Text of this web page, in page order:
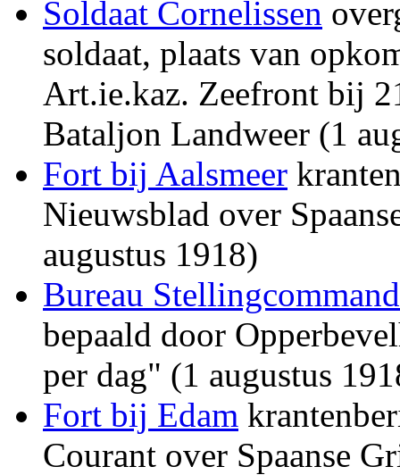
Soldaat Cornelissen
soldaat, plaats van
Art.ie.kaz. Zeefront bij
Bataljon Landweer (1
Fort bij Aalsmeer
Nieuwsblad over
augustus 1918)
Bureau
bepaald door
per dag" (1 augustus
Fort bij Edam
Courant over Spaanse